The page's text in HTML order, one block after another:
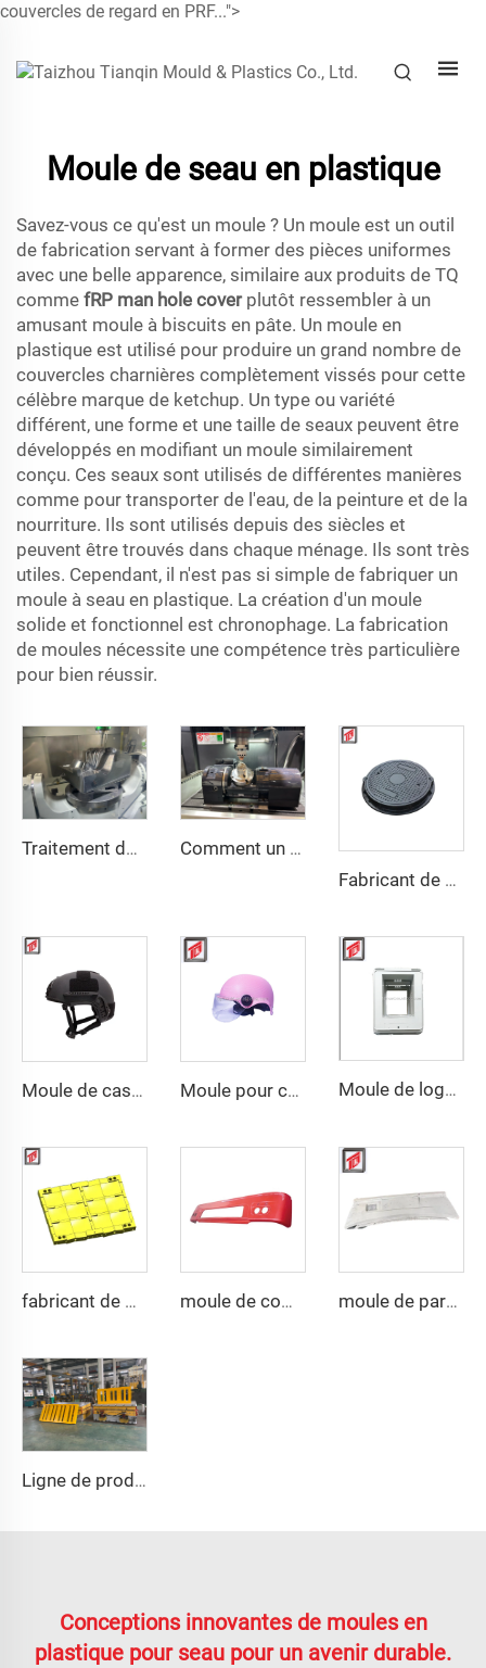
couvercles de regard en PRF...">
Moule de seau en plastique
Savez-vous ce qu'est un moule ? Un moule est un outil
de fabrication servant à former des pièces uniformes
avec une belle apparence, similaire aux produits de TQ
comme fRP man hole cover plutôt ressembler à un
amusant moule à biscuits en pâte. Un moule en
plastique est utilisé pour produire un grand nombre de
couvercles charnières complètement vissés pour cette
célèbre marque de ketchup. Un type ou variété
différent, une forme et une taille de seaux peuvent être
développés en modifiant un moule similairement
conçu. Ces seaux sont utilisés de différentes manières
comme pour transporter de l'eau, de la peinture et de la
nourriture. Ils sont utilisés depuis des siècles et
peuvent être trouvés dans chaque ménage. Ils sont très
utiles. Cependant, il n'est pas si simple de fabriquer un
moule à seau en plastique. La création d'un moule
solide et fonctionnel est chronophage. La fabrication
de moules nécessite une compétence très particulière
pour bien réussir.
Traitement de moules
Comment un moule est-il en train de traiter
Fabricant de moules de compression pour moules de couvercles d'égout BMC
Moule de casque tactique FAST de protection personnelle en PE et aramide de haute résistance, personnalisé en gros, double sécurité Moule pour casque de moto à bande LED de sécurité Moule de logement inférieur par compression SMC
fabricant de moules de gilets pare-balles militaires moule de compression en plastique SMC professionnel pour pare-chocs automobile moule de pare-chocs auto SMC à la mode
Ligne de production automatique
Conceptions innovantes de moules en
plastique pour seau pour un avenir durable.